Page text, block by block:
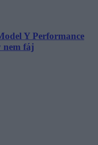
Y Performance
nem fáj